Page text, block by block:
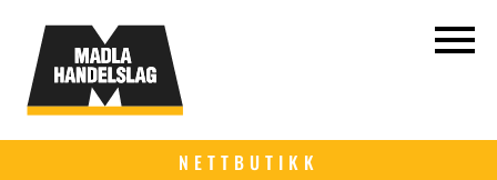
NETTBUTIKK